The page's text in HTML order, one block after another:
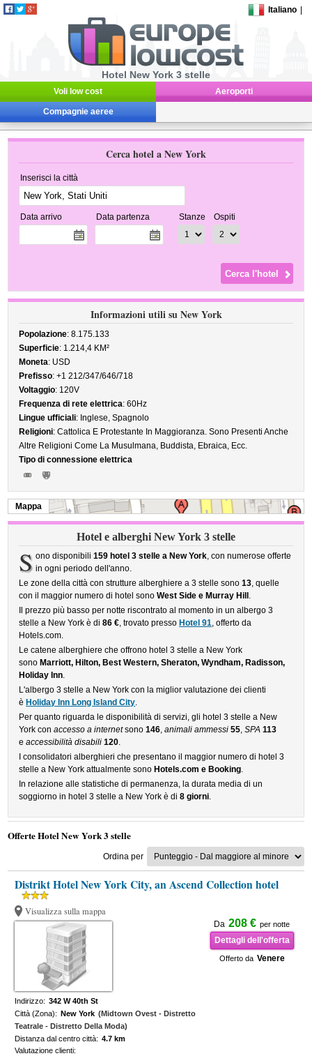
Italiano
Hotel New York 3 stelle
Voli low cost Aeroporti
Compagnie aeree
Cerca hotel a New York
Inserisci la città
Data arrivo Data partenza Stanze Ospiti
Informazioni utili su New York
Popolazione: 8.175.133
Superficie: 1.214,4 KM²
Moneta: USD
Prefisso: +1 212/347/646/718
Voltaggio: 120V
Frequenza di rete elettrica: 60Hz
Lingue ufficiali: Inglese, Spagnolo
Religioni: Cattolica E Protestante In Maggioranza. Sono Presenti Anche
Altre Religioni Come La Musulmana, Buddista, Ebraica, Ecc.
Tipo di connessione elettrica
Mappa
Hotel e alberghi New York 3 stelle
S ono disponibili 159 hotel 3 stelle a New York, con numerose offerte
in ogni periodo dell'anno.
Le zone della città con strutture alberghiere a 3 stelle sono13, quelle
con il maggior numero di hotel sonoWest Side e Murray Hill .
Il prezzo più basso per notte riscontrato al momento in un albergo 3
stelle a New York è di86 €, trovato presso Hotel 91, offerto da
Hotels.com.
Le catene alberghiere che offrono hotel 3 stelle a New York
sono Marriott, Hilton, Best Western, Sheraton, Wyndham, Radisson,
Holiday Inn.
L'albergo 3 stelle a New York con la miglior valutazione dei clienti
è Holiday Inn Long Island City.
Per quanto riguarda le disponibilità di servizi, gli hotel 3 stelle a New
York conaccesso a internetsono146,animali ammessi 55,SPA 113
eaccessibilità disabili 120.
I consolidatori alberghieri che presentano il maggior numero di hotel 3
stelle a New York attualmente sono Hotels.com e Booking.
In relazione alle statistiche di permanenza, la durata media di un
soggiorno in hotel 3 stelle a New York è di8 giorni.
Offerte Hotel New York 3 stelle
Ordina per
Distrikt Hotel New York City, an Ascend Collection hotel
Visualizza sulla mappa
Da 208 € per notte
Dettagli dell'offerta
Offerto da Venere
Indirizzo: 342 W 40th St
Città (Zona): New York (Midtown Ovest - Distretto
Teatrale - Distretto Della Moda)
Distanza dal centro città: 4.7 km
Valutazione clienti: